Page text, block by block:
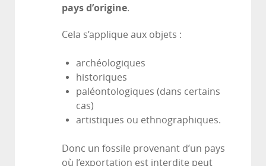
pays d’origine.
Cela s’applique aux objets :
archéologiques
historiques
paléontologiques (dans certains
cas)
artistiques ou ethnographiques.
Donc un fossile provenant d’un pays
où l’exportation est interdite peut